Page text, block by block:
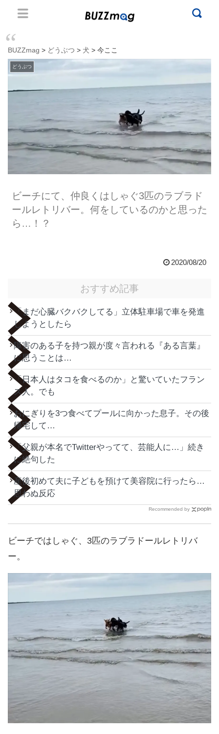
BUZZmag > どうぶつ > 犬 > 今ここ
どうぶつ
ビーチにて、仲良くはしゃぐ3匹のラブラド
ールレトリバー。何をしているのかと思った
ら…！？
2020/08/20
おすすめ記事
「まだ心臓バクバクしてる」立体駐車場で車を発進
しようとしたら
障害のある子を持つ親が度々言われる『ある言葉』
に思うことは…
「日本人はタコを食べるのか」と驚いていたフラン
ス人。でも
おにぎりを3つ食べてプールに向かった息子。その後
帰宅して…
「父親が本名でTwitterやってて、芸能人に…」続き
に絶句した
産後初めて夫に子どもを預けて美容院に行ったら…
思わぬ反応
Recommended by
ビーチではしゃぐ、3匹のラブラドールレトリバ
ー。